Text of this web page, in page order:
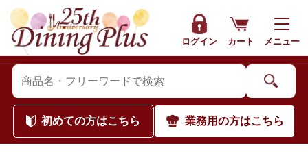
ログイン カート メニュー
初めての方はこちら 業務用の方はこちら